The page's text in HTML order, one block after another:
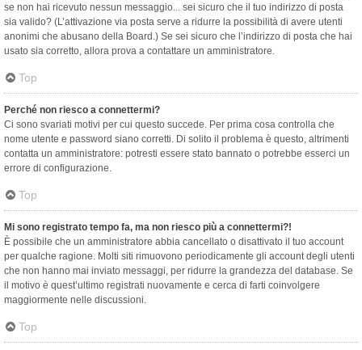
se non hai ricevuto nessun messaggio... sei sicuro che il tuo indirizzo di posta
sia valido? (L’attivazione via posta serve a ridurre la possibilità di avere utenti
anonimi che abusano della Board.) Se sei sicuro che l’indirizzo di posta che hai
usato sia corretto, allora prova a contattare un amministratore.
Top
Perché non riesco a connettermi?
Ci sono svariati motivi per cui questo succede. Per prima cosa controlla che
nome utente e password siano corretti. Di solito il problema è questo, altrimenti
contatta un amministratore: potresti essere stato bannato o potrebbe esserci un
errore di configurazione.
Top
Mi sono registrato tempo fa, ma non riesco più a connettermi?!
È possibile che un amministratore abbia cancellato o disattivato il tuo account
per qualche ragione. Molti siti rimuovono periodicamente gli account degli utenti
che non hanno mai inviato messaggi, per ridurre la grandezza del database. Se
il motivo è quest’ultimo registrati nuovamente e cerca di farti coinvolgere
maggiormente nelle discussioni.
Top